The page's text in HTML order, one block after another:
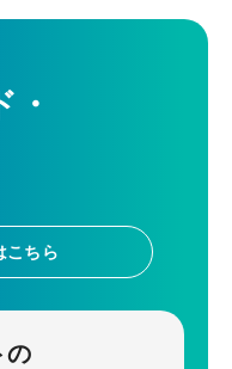
際は専用のス
定です。
こちら
の